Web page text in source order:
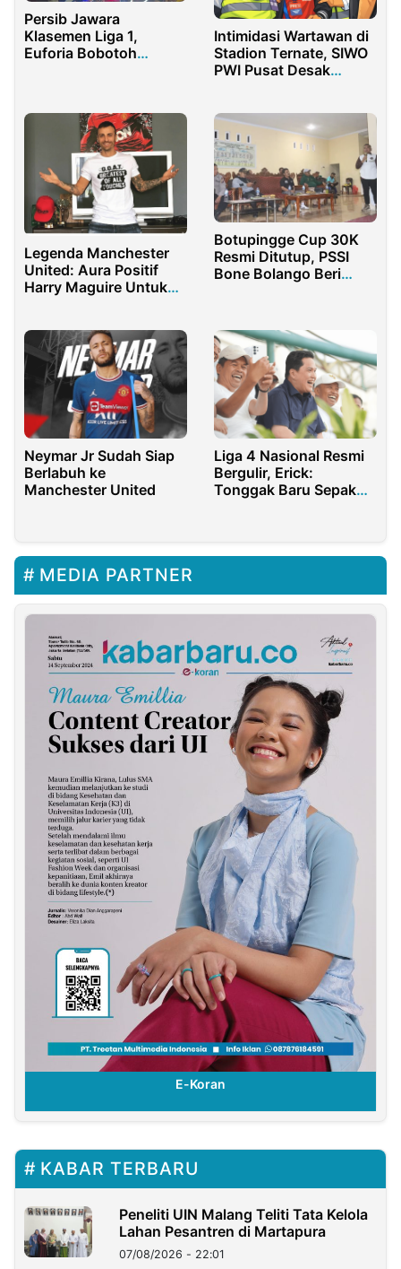
Persib Jawara
Klasemen Liga 1,
Euforia Bobotoh
Intimidasi Wartawan di
Stadion Ternate, SIWO
PWI Pusat Desak
Legenda Manchester
United: Aura Positif
Harry Maguire Untuk
Botupingge Cup 30K
Resmi Ditutup, PSSI
Bone Bolango Beri
Neymar Jr Sudah Siap
Berlabuh ke
Manchester United
Liga 4 Nasional Resmi
Bergulir, Erick:
Tonggak Baru Sepak
MEDIA PARTNER
E-Koran
KABAR TERBARU
Peneliti UIN Malang Teliti Tata Kelola
Lahan Pesantren di Martapura
07/08/2026 - 22:01